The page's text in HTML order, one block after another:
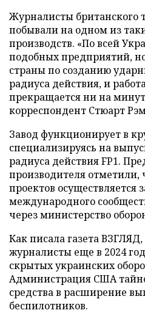
Журналисты британского
побывали на одном из
производств. «По всей
подобных предприятий,
страны по созданию
радиуса действия, и
прекращается ни на
корреспондент Стюарт
Завод функционирует в
специализируясь на
радиуса действия FP1.
производителя отметили,
проектов осуществляется
международного
через министерство
Как писала газета
журналисты еще в 2024
скрытых украинских
Администрация США
средства в расширение
беспилотников.